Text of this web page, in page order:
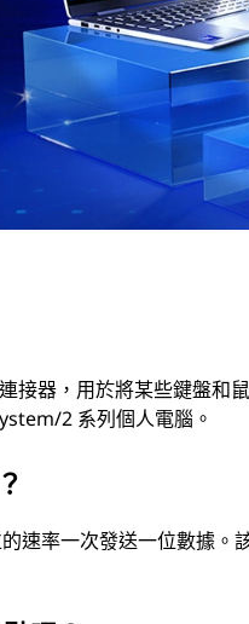
接器，用於將某些鍵盤和
2 系列個人電腦。
速率一次發送一位數據